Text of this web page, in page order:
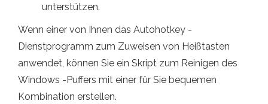
unterstützen.
Wenn einer von Ihnen das Autohotkey -
Dienstprogramm zum Zuweisen von Heißtasten
anwendet, können Sie ein Skript zum Reinigen des
Windows -Puffers mit einer für Sie bequemen
Kombination erstellen.